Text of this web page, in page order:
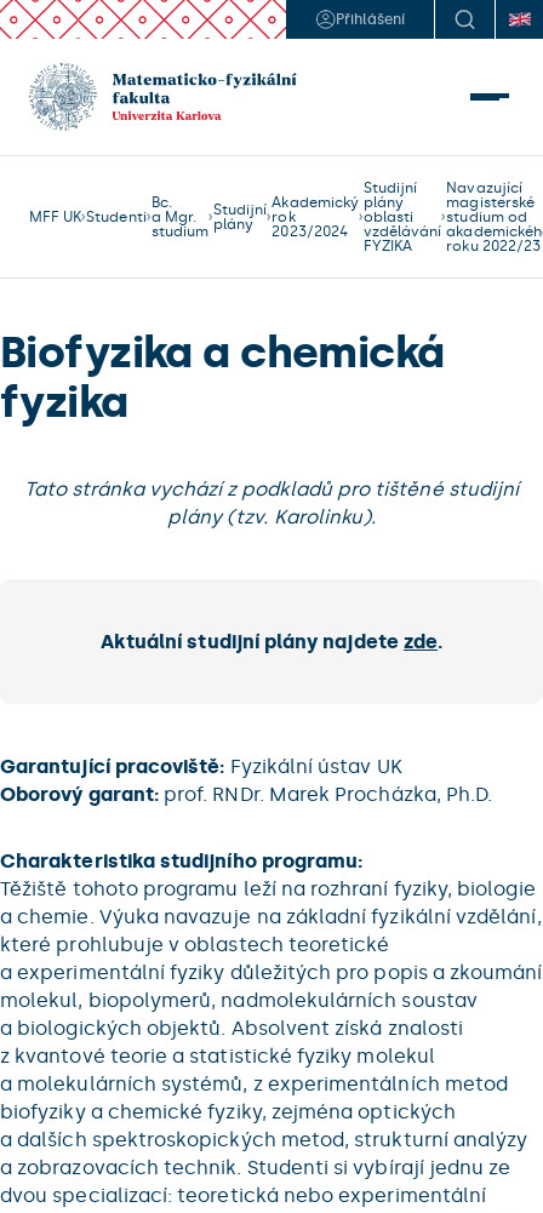
Přihlášení
MFF UK Studenti
Bc.
a Mgr.
studium
Studijní
plány
Akademický
rok
2023/2024
Studijní
plány
oblasti
vzdělávání
FYZIKA
Navazující
magisterské
studium od
roku 2022/23
Biofyzika a chemická
fyzika
Tato stránka vychází z podkladů pro tištěné studijní
plány (tzv. Karolinku).
Aktuální studijní plány najdete zde.
Garantující pracoviště: Fyzikální ústav UK
Oborový garant:prof. RNDr. Marek Procházka, Ph.D.
Charakteristika studijního programu:
Těžiště tohoto programu leží na rozhraní fyziky, biologie
a chemie. Výuka navazuje na základní fyzikální vzdělání,
které prohlubuje v oblastech teoretické
a experimentální fyziky důležitých pro popis a zkoumání
molekul, biopolymerů, nadmolekulárních soustav
a biologických objektů. Absolvent získá znalosti
z kvantové teorie a statistické fyziky molekul
a molekulárních systémů, z experimentálních metod
biofyziky a chemické fyziky, zejména optických
a dalších spektroskopických metod, strukturní analýzy
a zobrazovacích technik. Studenti si vybírají jednu ze
dvou specializací: teoretická nebo experimentální